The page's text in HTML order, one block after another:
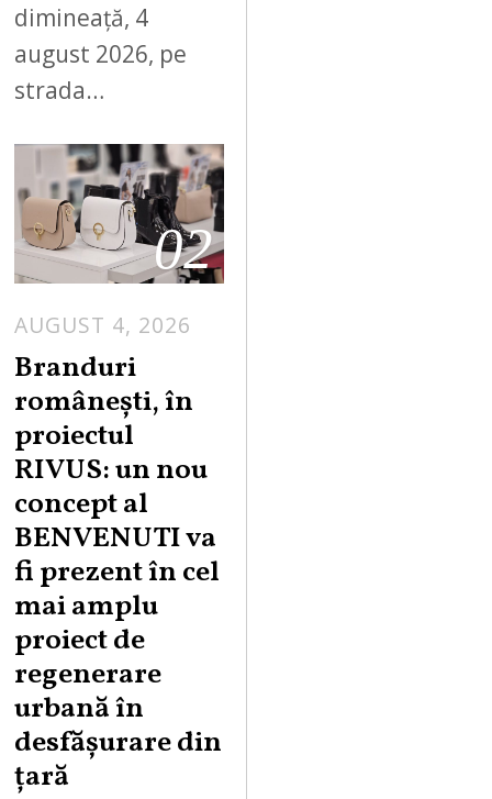
dimineață, 4
august 2026, pe
strada…
02
AUGUST 4, 2026
Branduri
românești, în
proiectul
RIVUS: un nou
concept al
BENVENUTI va
fi prezent în cel
mai amplu
proiect de
regenerare
urbană în
desfășurare din
țară